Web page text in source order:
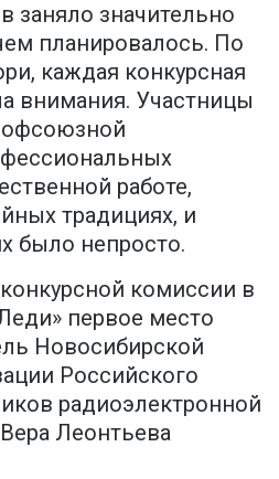
заняло значительно
планировалось. По
каждая конкурсная
внимания. Участницы
работе,
традициях, и
было непросто.
комиссии в
первое место
Новосибирской
Российского
радиоэлектронной
Леонтьева